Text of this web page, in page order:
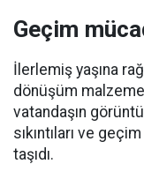
Geçim
İlerlemiş yaşına
dönüşüm
vatandaşın
sıkıntıları ve
taşıdı.